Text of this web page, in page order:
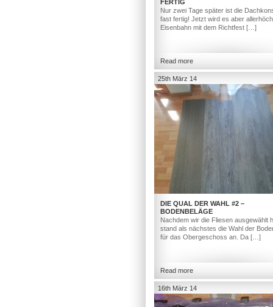
FERTIG
Nur zwei Tage später ist die
fast fertig! Jetzt wird es aber
Eisenbahn mit dem Richtfest […]
Read more
25th März 14
DIE QUAL DER WAHL #2 –
BODENBELÄGE
Nachdem wir die Fliesen ausgewählt
stand als nächstes die Wahl der
für das Obergeschoss an. Da […]
Read more
16th März 14